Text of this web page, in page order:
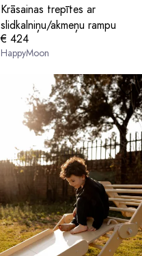
Krāsainas trepītes ar
slidkalniņu/akmeņu rampu
€ 424
HappyMoon